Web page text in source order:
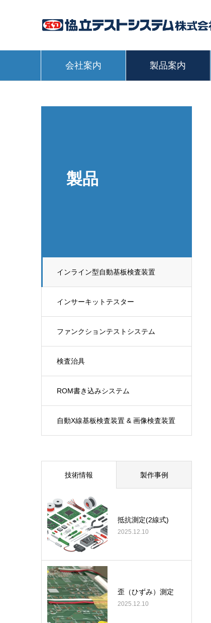
会社案内 製品案内
製品
インライン型自動基板検査装置
インサーキットテスター
ファンクションテストシステム
検査治具
ROM書き込みシステム
自動X線基板検査装置 & 画像検査装置
技術情報 製作事例
抵抗測定(2線式)
2025.12.10
歪（ひずみ）測定
2025.12.10